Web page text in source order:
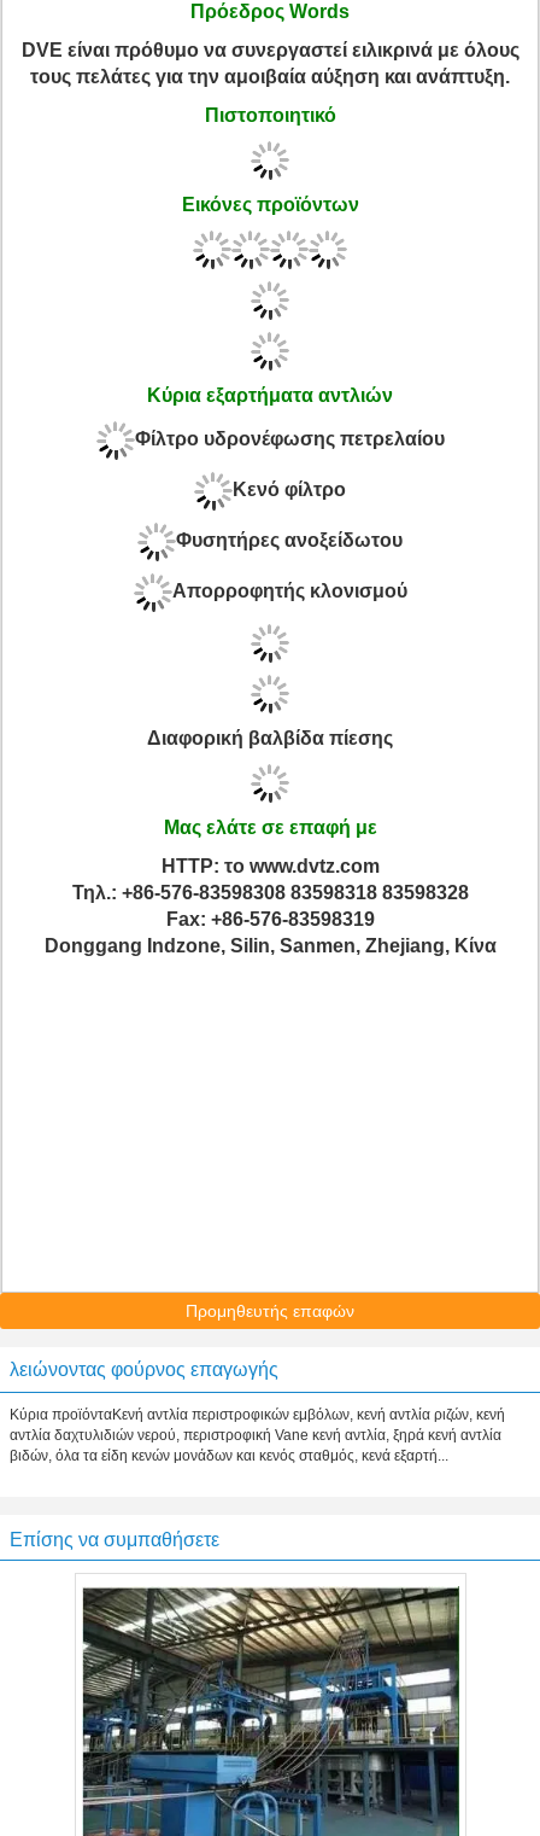
Πρόεδρος Words
DVE είναι πρόθυμο να συνεργαστεί ειλικρινά με όλους
τους πελάτες για την αμοιβαία αύξηση και ανάπτυξη.
Πιστοποιητικό
Εικόνες προϊόντων
Κύρια εξαρτήματα αντλιών
Φίλτρο υδρονέφωσης πετρελαίου
Κενό φίλτρο
Φυσητήρες ανοξείδωτου
Απορροφητής κλονισμού
Διαφορική βαλβίδα πίεσης
Μας ελάτε σε επαφή με
HTTP: το www.dvtz.com
Τηλ.: +86-576-83598308 83598318 83598328
Fax: +86-576-83598319
Donggang Indzone, Silin, Sanmen, Zhejiang, Κίνα
Προμηθευτής επαφών
λειώνοντας φούρνος επαγωγής
Κύρια προϊόνταΚενή αντλία περιστροφικών εμβόλων, κενή αντλία ριζών, κενή
αντλία δαχτυλιδιών νερού, περιστροφική Vane κενή αντλία, ξηρά κενή αντλία
βιδών, όλα τα είδη κενών μονάδων και κενός σταθμός, κενά εξαρτή...
Επίσης να συμπαθήσετε